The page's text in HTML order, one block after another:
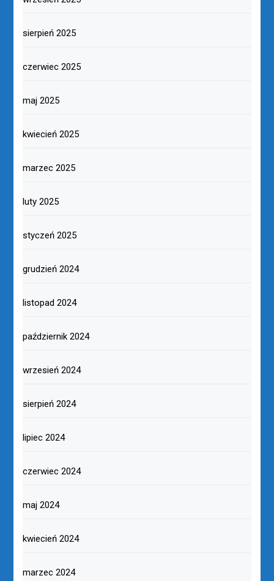
sierpień 2025
czerwiec 2025
maj 2025
kwiecień 2025
marzec 2025
luty 2025
styczeń 2025
grudzień 2024
listopad 2024
październik 2024
wrzesień 2024
sierpień 2024
lipiec 2024
czerwiec 2024
maj 2024
kwiecień 2024
marzec 2024